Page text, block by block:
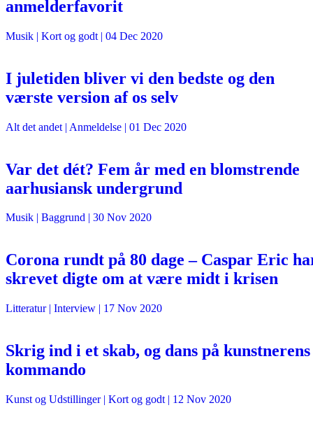
anmelderfavorit
Musik | Kort og godt | 04 Dec 2020
I juletiden bliver vi den bedste og den
værste version af os selv
Alt det andet | Anmeldelse | 01 Dec 2020
Var det dét? Fem år med en blomstrende
aarhusiansk undergrund
Musik | Baggrund | 30 Nov 2020
Corona rundt på 80 dage – Caspar Eric
skrevet digte om at være midt i krisen
Litteratur| Interview | 17 Nov 2020
Skrig ind i et skab, og dans på kunstnerens
kommando
Kunst og Udstillinger| Kort og godt | 12 Nov 2020